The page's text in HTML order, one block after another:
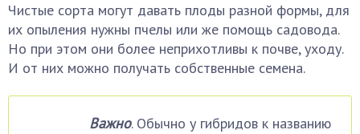
Чистые сорта могут давать плоды разной формы, для
их опыления нужны пчелы или же помощь садовода.
Но при этом они более неприхотливы к почве, уходу.
И от них можно получать собственные семена.
Важно. Обычно у гибридов к названию